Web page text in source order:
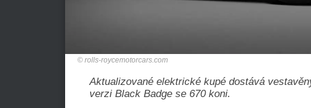
rolls-roycemotorcars.com
Aktualizované elektrické kupé dostává
verzi Black Badge se 670 koni.